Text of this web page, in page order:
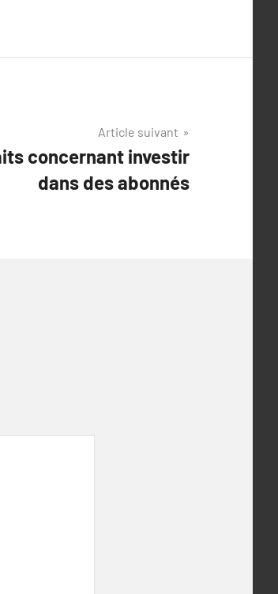
Article suivant
concernant investir
dans des abonnés